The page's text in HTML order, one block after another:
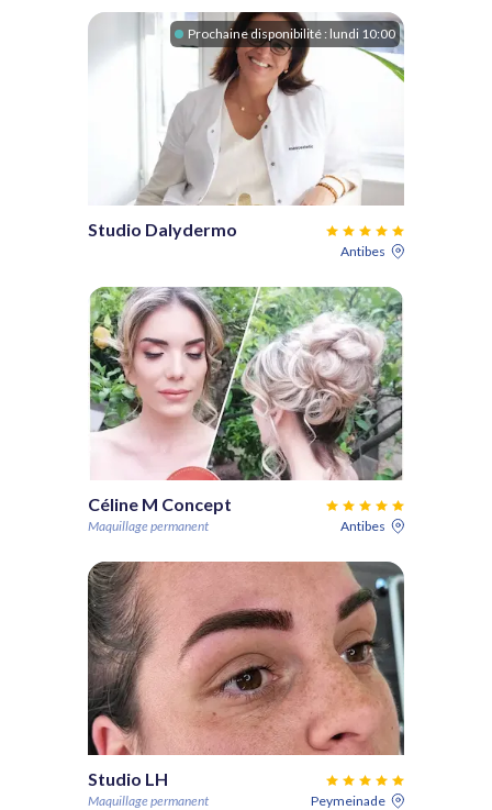
Prochaine disponibilité : lundi 10:00
Studio Dalydermo
Antibes
Céline M Concept
Maquillage permanent Antibes
Studio LH
Maquillage permanent Peymeinade